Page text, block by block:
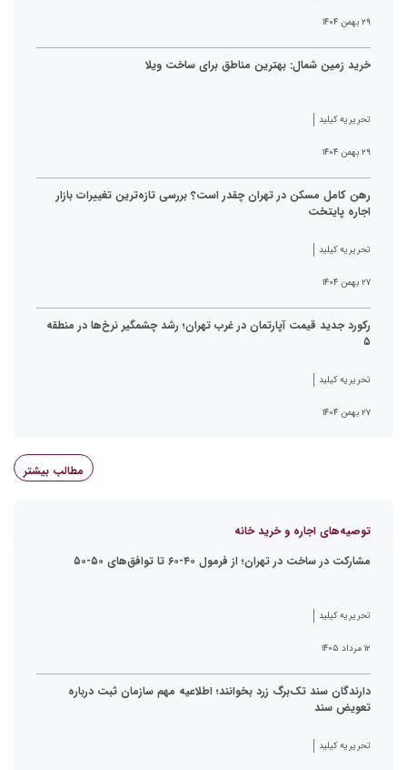
۲۹ بهمن ۱۴۰۴
خرید زمین شمال: بهترین مناطق برای ساخت ویلا
تحریریه کیلید
۲۹ بهمن ۱۴۰۴
رهن کامل مسکن در تهران چقدر است؟ بررسی تازه‌ترین تغییرات بازار
اجاره پایتخت
تحریریه کیلید
۲۷ بهمن ۱۴۰۴
رکورد جدید قیمت آپارتمان در غرب تهران؛ رشد چشمگیر نرخ‌ها در منطقه
۵
تحریریه کیلید
۲۷ بهمن ۱۴۰۴
مطالب بیشتر
توصیه‌های اجاره و خرید خانه
مشارکت در ساخت در تهران؛ از فرمول ۴۰-۶۰ تا توافق‌های ۵۰-۵۰
تحریریه کیلید
۱۲ مرداد ۱۴۰۵
دارندگان سند تک‌برگ زرد بخوانند؛ اطلاعیه مهم سازمان ثبت درباره
تعویض سند
تحریریه کیلید